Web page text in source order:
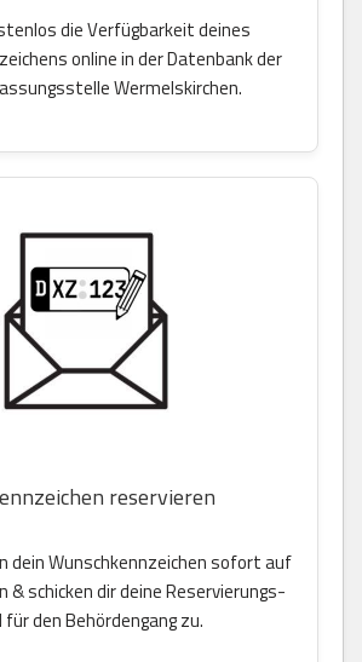
die Verfügbarkeit deines
online in der Datenbank der
Wermelskirchen.
reservieren
dein Wunschkennzeichen sofort auf
& schicken dir deine Reservierungs-
für den Behördengang zu.